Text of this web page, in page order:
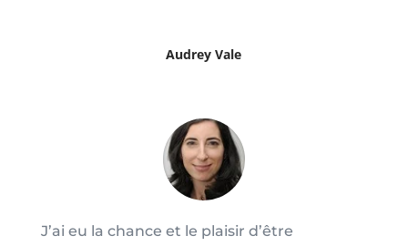
Audrey Vale
J’ai eu la chance et le plaisir d’être